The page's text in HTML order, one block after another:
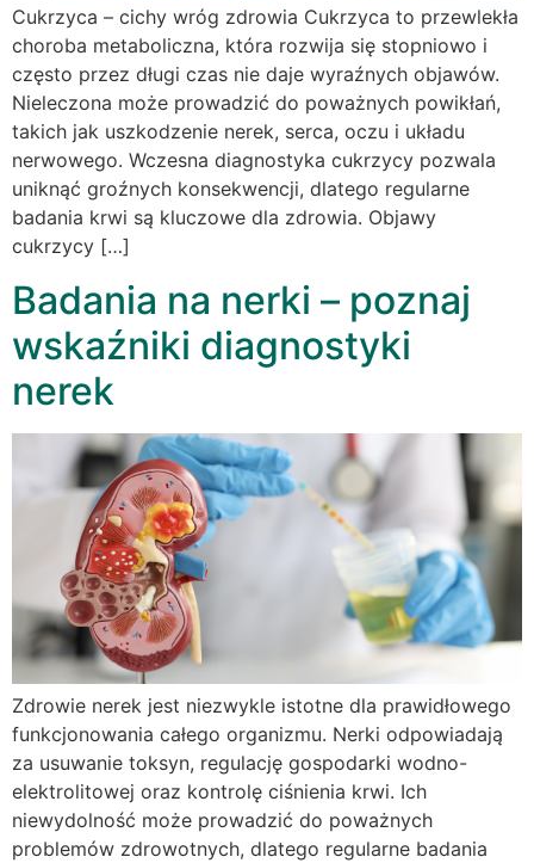
Cukrzyca – cichy wróg zdrowia Cukrzyca to przewlekła
choroba metaboliczna, która rozwija się stopniowo i
często przez długi czas nie daje wyraźnych objawów.
Nieleczona może prowadzić do poważnych powikłań,
takich jak uszkodzenie nerek, serca, oczu i układu
nerwowego. Wczesna diagnostyka cukrzycy pozwala
uniknąć groźnych konsekwencji, dlatego regularne
badania krwi są kluczowe dla zdrowia. Objawy
cukrzycy […]
Badania na nerki – poznaj
wskaźniki diagnostyki
nerek
Zdrowie nerek jest niezwykle istotne dla prawidłowego
funkcjonowania całego organizmu. Nerki odpowiadają
za usuwanie toksyn, regulację gospodarki wodno-
elektrolitowej oraz kontrolę ciśnienia krwi. Ich
niewydolność może prowadzić do poważnych
problemów zdrowotnych, dlatego regularne badania